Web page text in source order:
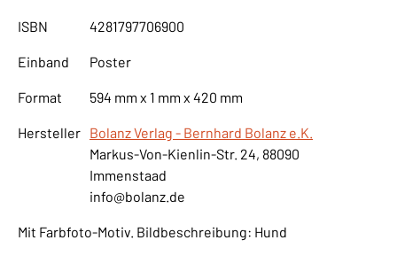
ISBN 4281797706900
Einband Poster
Format 594 mm x 1 mm x 420 mm
Hersteller Bolanz Verlag - Bernhard Bolanz e.K.
Markus-Von-Kienlin-Str. 24, 88090
Immenstaad
info@bolanz.de
Mit Farbfoto-Motiv. Bildbeschreibung: Hund